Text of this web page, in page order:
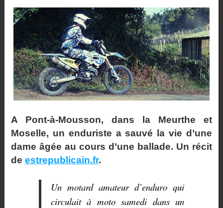
A Pont-à-Mousson, dans la Meurthe et
Moselle, un enduriste a sauvé la vie d’une
dame âgée au cours d’une ballade. Un récit
de estrepublicain.fr.
Un motard amateur d’enduro qui
circulait à moto samedi dans un